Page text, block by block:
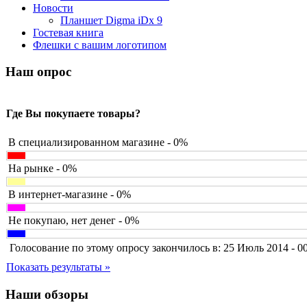
Barnes&noble
Brain(36)
Brava
Canyon
Cbr
Codegen
Cyborg
Defender
Dell(6)
Dex
Everest(17)
Firtech
Flyper
Foxconn
Fujitsu
G-cube
Gelezka(4)
Gembird
Gemix
Genius
Gigabyte
Новости
Планшет Digma iDx 9
Гостевая книга
Флешки с вашим логотипом
Наш опрос
Где Вы покупаете товары?
В специализированном магазине - 0%
На рынке - 0%
В интернет-магазине - 0%
Не покупаю, нет денег - 0%
Голосование по этому опросу закончилось в: 25 Июль 2014 -
Показать результаты »
Наши обзоры